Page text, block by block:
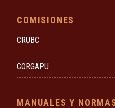
COMISIONES
CRUBC
CORGAPU
MANUALES Y NORMAS